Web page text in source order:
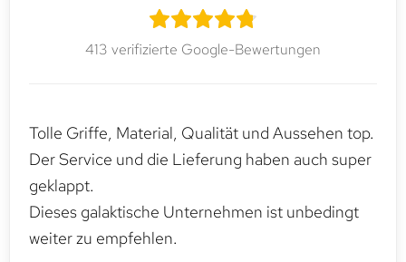
413 verifizierte Google-Bewertungen
Tolle Griffe, Material, Qualität und Aussehen top.
Der Service und die Lieferung haben auch super
geklappt.
Dieses galaktische Unternehmen ist unbedingt
weiter zu empfehlen.